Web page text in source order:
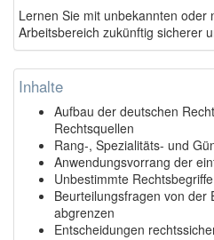
Lernen Sie mit unbekannten oder
Arbeitsbereich zukünftig sicherer
Inhalte
Aufbau der deutschen
Rechtsquellen
Rang-, Spezialitäts- und
Anwendungsvorrang der
Unbestimmte
Beurteilungsfragen von der
abgrenzen
Entscheidungen